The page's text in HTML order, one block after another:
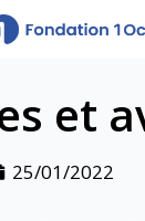
et
25/01/2022